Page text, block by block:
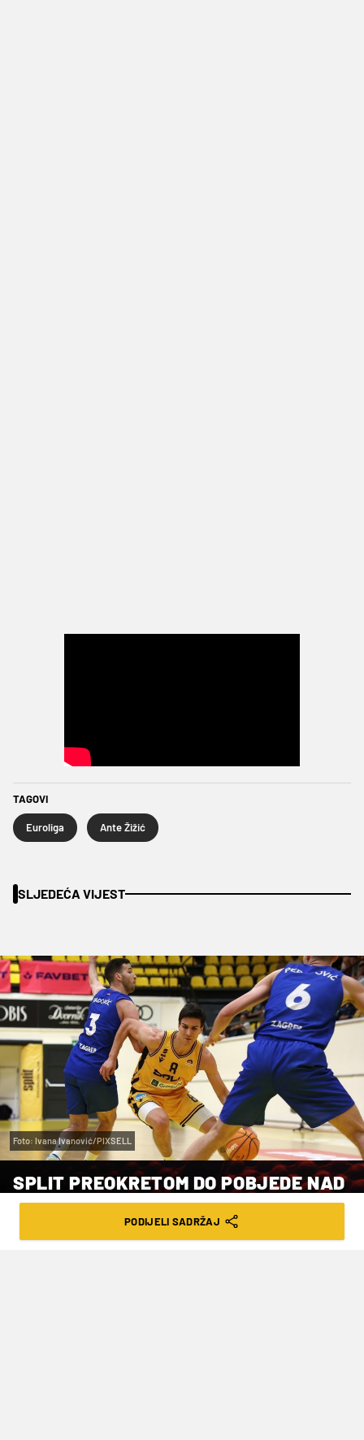
TAGOVI
Euroliga Ante Žižić
SLJEDEĆA VIJEST
Foto: Ivana Ivanović/PIXSELL
SPLIT PREOKRETOM DO POBJEDE NAD
CIBONOM
PODIJELI SADRŽAJ